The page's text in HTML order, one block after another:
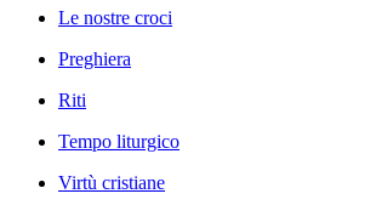
Le nostre croci
Preghiera
Riti
Tempo liturgico
Virtù cristiane